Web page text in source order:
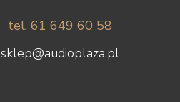
tel. 61 649 60 58
sklep@audioplaza.pl